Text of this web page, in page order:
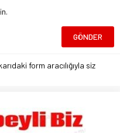
form aracılığıyla siz